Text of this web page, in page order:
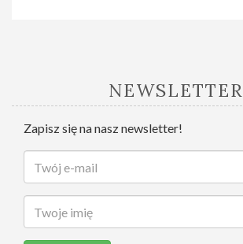
NEWSLETTER
Zapisz się na nasz newsletter!